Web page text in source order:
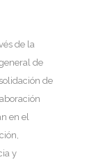
de la
de
de
en el
y